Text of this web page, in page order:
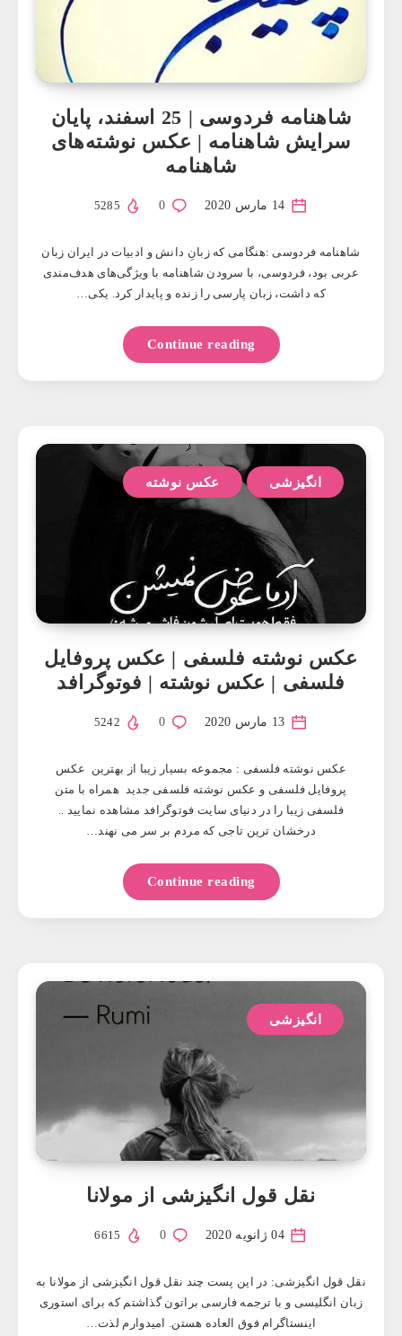
شاهنامه فردوسی | 25 اسفند، پایان
سرایش شاهنامه | عکس نوشته‌های
شاهنامه
0
شاهنامه فردوسی :هنگامی که زبانِ دانش و ادبیات در ایران زبان
عربی بود، فردوسی، با سرودن شاهنامه با ویژگی‌های هدف‌مندی
که داشت، زبان پارسی را زنده و پایدار کرد. یکی…
Continue reading
انگیزشی عکس نوشته
عکس نوشته فلسفی | عکس پروفایل
فلسفی | عکس نوشته | فوتوگرافد
0
عکس نوشته فلسفی : مجموعه بسیار زیبا از بهترین عکس
پروفایل فلسفی و عکس نوشته فلسفی جدید همراه با متن
فلسفی زیبا را در دنیای سایت فوتوگرافد مشاهده نمایید ..
درخشان ترین تاجی که مردم بر سر می نهند…
Continue reading
انگیزشی
نقل قول انگیزشی از مولانا
04 ژانویه 2020 0
نقل قول انگیزشی: در این پست چند نقل قول انگیزشی از مولانا به
زبان انگلیسی و با ترجمه فارسی براتون گذاشتم که برای استوری
اینستاگرام فوق العاده هستن. امیدوارم لذت…